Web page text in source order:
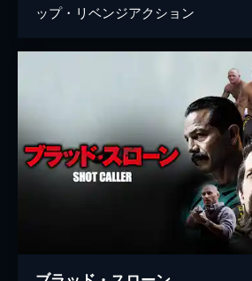
ップ・リベンジアクション